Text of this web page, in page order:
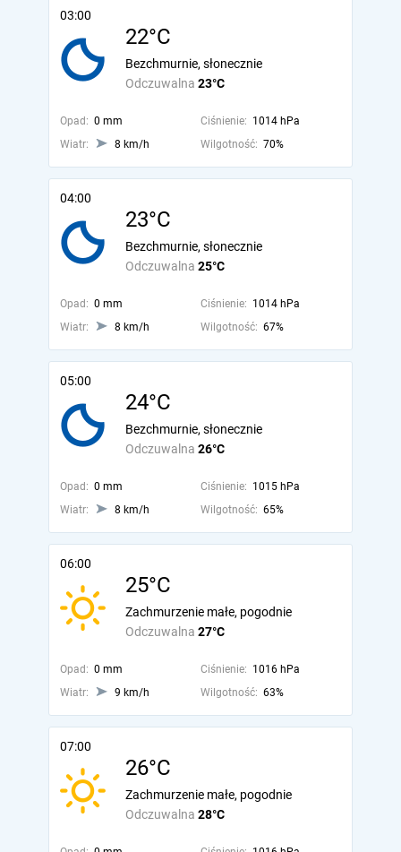
03:00
22°C
Odczuwalna 23°C
Bezchmurnie, słonecznie
Opad: 0 mm Ciśnienie: 1014 hPa
Wiatr:
8 km/h Wilgotność: 70%
04:00
23°C
Odczuwalna 25°C
Bezchmurnie, słonecznie
Opad: 0 mm Ciśnienie: 1014 hPa
Wiatr:
8 km/h Wilgotność: 67%
05:00
24°C
Odczuwalna 26°C
Bezchmurnie, słonecznie
Opad: 0 mm Ciśnienie: 1015 hPa
Wiatr:
8 km/h Wilgotność: 65%
06:00
25°C
Odczuwalna 27°C
Zachmurzenie małe, pogodnie
Opad: 0 mm Ciśnienie: 1016 hPa
Wiatr:
9 km/h Wilgotność: 63%
07:00
26°C
Odczuwalna 28°C
Zachmurzenie małe, pogodnie